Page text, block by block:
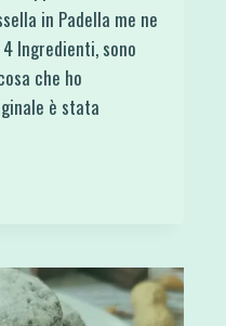
in Padella me ne
Ingredienti, sono
che ho
è stata